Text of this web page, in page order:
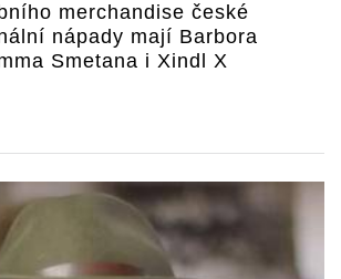
merchandise české
nápady mají Barbora
Smetana i Xindl X